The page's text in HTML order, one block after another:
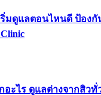
ริ่มดูแลตอนไหนดี ป้อง
อะไร ดูแลต่างจากสิวทั่